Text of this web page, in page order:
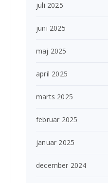
juli 2025
juni 2025
maj 2025
april 2025
marts 2025
februar 2025
januar 2025
december 2024